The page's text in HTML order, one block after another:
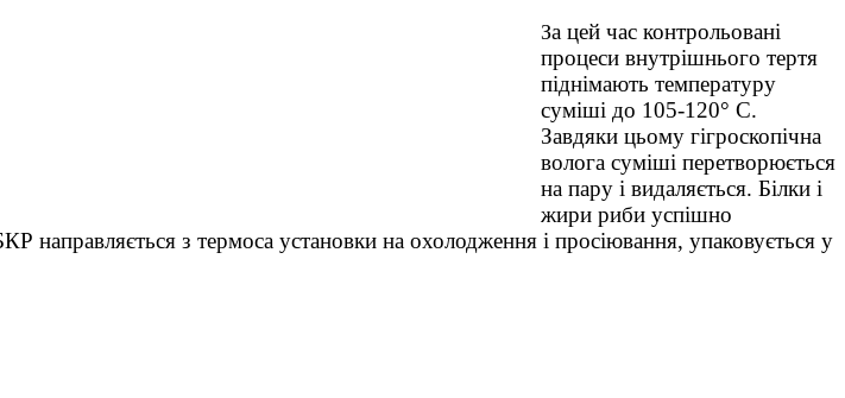
За цей час контрольовані
процеси внутрішнього тертя
піднімають температуру
суміші до 105-120° С.
Завдяки цьому гігроскопічна
волога суміші перетворюється
на пару і видаляється. Білки і
жири риби успішно
направляється з термоса установки на охолодження і просіювання, упаковується у